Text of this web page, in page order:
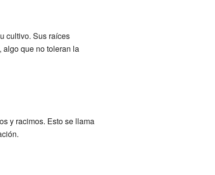
cultivo. Sus raíces
algo que no toleran la
y racimos. Esto se llama